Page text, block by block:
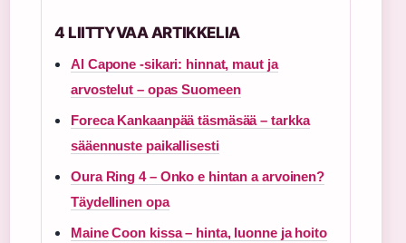
4 LIITTYVAA ARTIKKELIA
Al Capone -sikari: hinnat, maut ja
arvostelut – opas Suomeen
Foreca Kankaanpää täsmäsää – tarkka
sääennuste paikallisesti
Oura Ring 4 – Onko e hintan a arvoinen?
Täydellinen opa
Maine Coon kissa – hinta, luonne ja hoito